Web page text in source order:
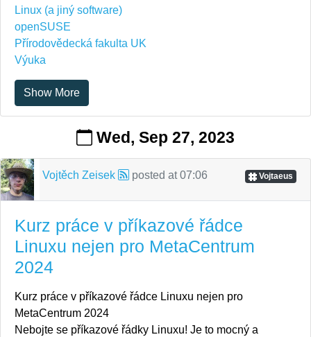
Linux (a jiný software)
openSUSE
Přírodovědecká fakulta UK
Výuka
Show More
Wed, Sep 27, 2023
Vojtěch Zeisek posted at07:06 Vojtaeus
Kurz práce v příkazové řádce
Linuxu nejen pro MetaCentrum
2024
Kurz práce v příkazové řádce Linuxu nejen pro
MetaCentrum 2024
Nebojte se příkazové řádky Linuxu! Je to mocný a